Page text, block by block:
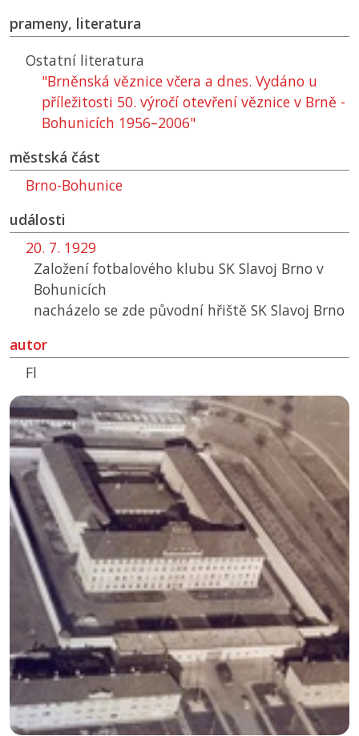
prameny, literatura
Ostatní literatura
"Brněnská věznice včera a dnes. Vydáno u
příležitosti 50. výročí otevření věznice v Brně -
Bohunicích 1956–2006"
městská část
Brno-Bohunice
události
20. 7. 1929
Založení fotbalového klubu SK Slavoj Brno v
Bohunicích
nacházelo se zde původní hřiště SK Slavoj Brno
autor
Fl